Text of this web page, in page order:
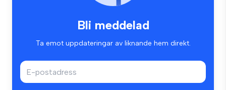
Bli meddelad
Ta emot uppdateringar av liknande hem direkt.